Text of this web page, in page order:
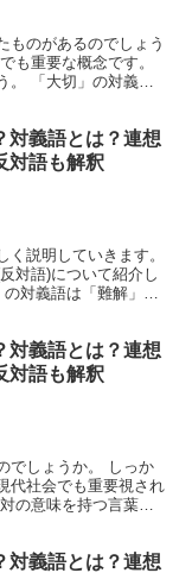
ものがあるのでしょう
も重要な概念です。
。 「大切」の対義語
対義語とは？連想
対語も解釈
く説明していきます。
対語)について紹介し
対義語は「難解」
対義語とは？連想
対語も解釈
でしょうか。 しっか
代社会でも重要視され
の意味を持つ言葉を
対義語とは？連想